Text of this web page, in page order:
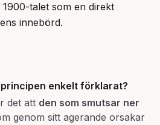
talet som en direkt
innebörd.
enkelt förklarat?
det att den som smutsar ner
genom sitt agerande orsakar